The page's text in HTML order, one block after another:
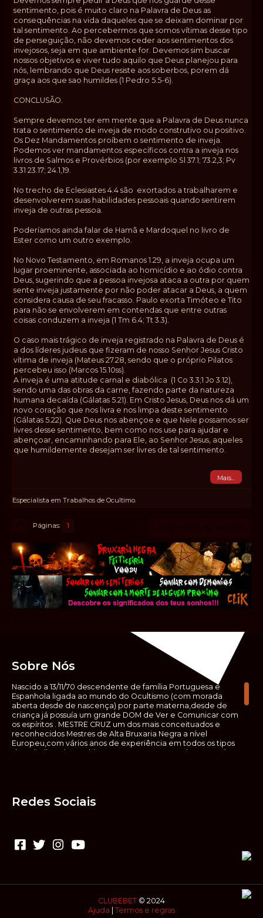
sentimento, pois é muito claro na Palavra de Deus as
consequências na vida daqueles que se deixam dominar por
tal sentimento. Ao percebermos que somos vítimas desse tipo
de perseguição, não devemos ceder aos sentimentos dos
invejosos, seja em que ambiente for. Devemos sim buscar
nossos objetivos e viver tudo aquilo que Deus planejou para
nós, lembrando que Deus resiste aos soberbos, porem dá
graça aos que sao humildes (1 Pedro 5.5-6).
CONCLUSÃO.
Sempre devemos ter em mente que a Palavra de Deus nunca
trata o sentimento de inveja de modo construtivo ou positivo.
Os Dez Mandamentos proíbem o sentimento de inveja.
Podemos ver mandamentos específicos contra a inveja nos
livros de Salmos e Provérbios (por exemplo Sl 37.1; 73.2,3; Pv
3.31 23.17; 24.1,19.
No trecho de Eclesiastes 4.4 são exortados a trabalharem e
desenvolverem suas habilidades pessoais quando sentirem
inveja de outras pessoa.
Poderíamos ainda falar de Hamã e Mardoquel no livro de
Ester como um outro exemplo.
No Novo Testamento, em Romanos 1.29, a inveja ocupa um
lugar proeminente, associada ao homicídio e ao ódio contra
Deus, sugerindo que a pessoa invejosa ataca a outra por quem
sente inveja justamente por não poder atacar a Deus, a quem
considera causa de seu fracasso. Paulo exorta Timóteo e Tito
para não se envolverem em contendas que entre outras
coisas conduzem a inveja (1 Tm 6.4; Tt 3.3).
O caso mais trágico de inveja registrado na Palavra de Deus é
a dos líderes judeus que fizeram de nosso Senhor Jesus Cristo
vítima de inveja (Mateus 27.28, sendo que o próprio Pilatos
percebeu isso (Marcos 15.10ss).
A inveja é uma atitude carnal e diabólica (1 Co 3.3;1 Jo 3.12),
sendo uma das obras da carne, fazendo parte da natureza
humana decaída (Gálatas 5.21). Em Cristo Jesus, Deus nos dá um
novo coração que nos livra e nos limpa deste sentimento
(Gálatas 5.22). Que Deus nos abençoe e que Nele possamos ser
livres desse sentimento, bem como nos use para ajudar e
abençoar, encaminhando para Ele, ao Senhor Jesus, aqueles
que humildemente desejam ser livres de tal sentimento.
Mais...
Especialista em Trabalhos de Ocultimo.
Páginas 1 AÇÕES DO UTILIZADOR
Sobre Nós
Nascido a 13/11/70 descendente de família Portuguesa e
Espanhola ligada ao mundo do Ocultismo (com morada
aberta desde de nascença) por parte materna,desde de
criança já possuía um grande DOM de Ver e Comunicar com
os espíritos . MESTRE CRUZ um dos mais conceituados e
reconhecidos Mestres de Alta Bruxaria Negra a nível
Europeu,com vários anos de experiência em todos os tipos
de trabalhos de Ocultismo. Escreveu os seus saberes ocultos
não o faça sem precauções e sem possuir a devida
poderão causar danos. Consultai por isso sempre um
(médium) conhecedor, quando se trata de fazer trabalhos
Redes Sociais
CLUBEBET © 2024
Ajuda
Termos e regras